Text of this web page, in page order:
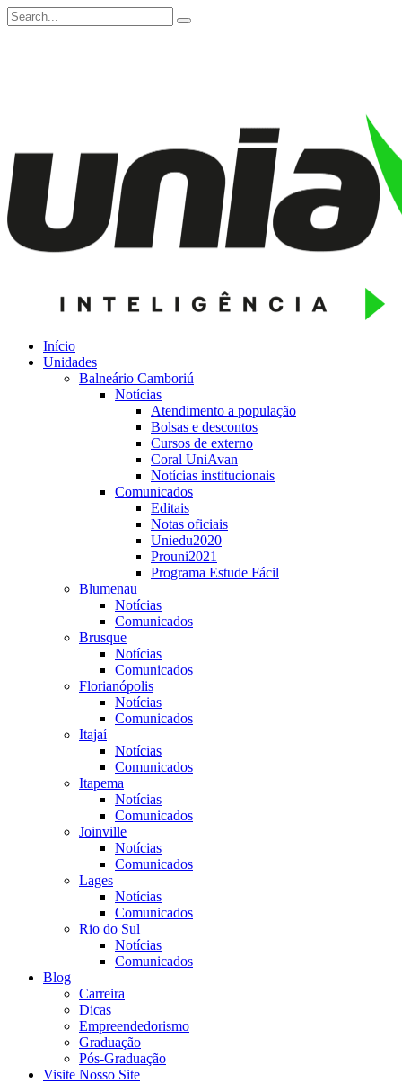
Início
Unidades
Balneário Camboriú
Notícias
Atendimento a população
Bolsas e descontos
Cursos de externo
Coral UniAvan
Notícias institucionais
Comunicados
Editais
Notas oficiais
Uniedu2020
Prouni2021
Programa Estude Fácil
Blumenau
Notícias
Comunicados
Brusque
Notícias
Comunicados
Florianópolis
Notícias
Comunicados
Itajaí
Notícias
Comunicados
Itapema
Notícias
Comunicados
Joinville
Notícias
Comunicados
Lages
Notícias
Comunicados
Rio do Sul
Notícias
Comunicados
Blog
Carreira
Dicas
Empreendedorismo
Graduação
Pós-Graduação
Visite Nosso Site